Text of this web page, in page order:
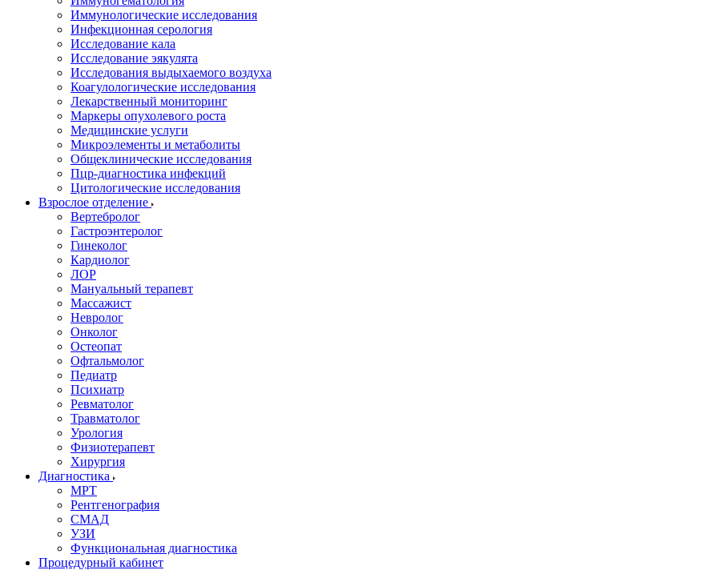
Иммунологические исследования
Инфекционная серология
Исследование кала
Исследование эякулята
Исследования выдыхаемого воздуха
Коагулологические исследования
Лекарственный мониторинг
Маркеры опухолевого роста
Медицинские услуги
Микроэлементы и метаболиты
Общеклинические исследования
Пцр-диагностика инфекций
Цитологические исследования
Взрослое отделение
Вертебролог
Гастроэнтеролог
Гинеколог
Кардиолог
ЛОР
Мануальный терапевт
Массажист
Невролог
Онколог
Остеопат
Офтальмолог
Педиатр
Психиатр
Ревматолог
Травматолог
Урология
Физиотерапевт
Хирургия
Диагностика
МРТ
Рентгенография
СМАД
УЗИ
Функциональная диагностика
Процедурный кабинет